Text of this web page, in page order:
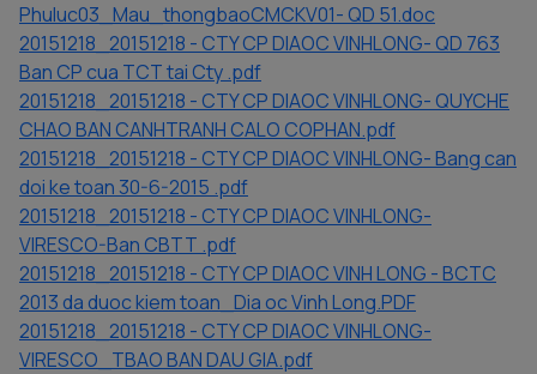
Phuluc03_Mau_thongbaoCMCKV01- QD 51.doc
20151218_20151218 - CTY CP DIAOC VINHLONG- QD 763
Ban CP cua TCT tai Cty .pdf
20151218_20151218 - CTY CP DIAOC VINHLONG- QUYCHE
CHAO BAN CANHTRANH CALO COPHAN.pdf
20151218_20151218 - CTY CP DIAOC VINHLONG- Bang can
doi ke toan 30-6-2015 .pdf
20151218_20151218 - CTY CP DIAOC VINHLONG-
VIRESCO-Ban CBTT .pdf
20151218_20151218 - CTY CP DIAOC VINH LONG - BCTC
2013 da duoc kiem toan_Dia oc Vinh Long.PDF
20151218_20151218 - CTY CP DIAOC VINHLONG-
VIRESCO_TBAO BAN DAU GIA.pdf